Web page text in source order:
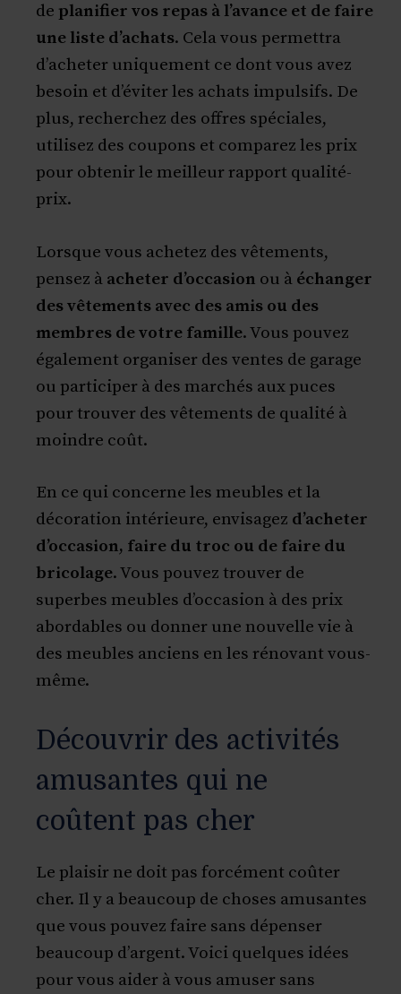
de planifier vos repas à l’avance et de faire
une liste d’achats. Cela vous permettra
d’acheter uniquement ce dont vous avez
besoin et d’éviter les achats impulsifs. De
plus, recherchez des offres spéciales,
utilisez des coupons et comparez les prix
pour obtenir le meilleur rapport qualité-
prix.
Lorsque vous achetez des vêtements,
pensez à acheter d’occasion ou à échanger
des vêtements avec des amis ou des
membres de votre famille. Vous pouvez
également organiser des ventes de garage
ou participer à des marchés aux puces
pour trouver des vêtements de qualité à
moindre coût.
En ce qui concerne les meubles et la
décoration intérieure, envisagez d’acheter
d’occasion, faire du troc ou de faire du
bricolage. Vous pouvez trouver de
superbes meubles d’occasion à des prix
abordables ou donner une nouvelle vie à
des meubles anciens en les rénovant vous-
même.
Découvrir des activités
amusantes qui ne
coûtent pas cher
Le plaisir ne doit pas forcément coûter
cher. Il y a beaucoup de choses amusantes
que vous pouvez faire sans dépenser
beaucoup d’argent. Voici quelques idées
pour vous aider à vous amuser sans